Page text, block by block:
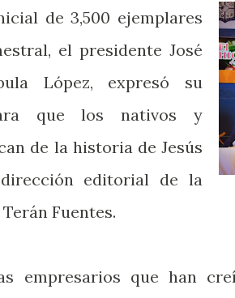
de 3,500 ejemplares
el presidente José
López, expresó su
que los nativos y
de la historia de Jesús
editorial de la
Fuentes.
empresarios que han